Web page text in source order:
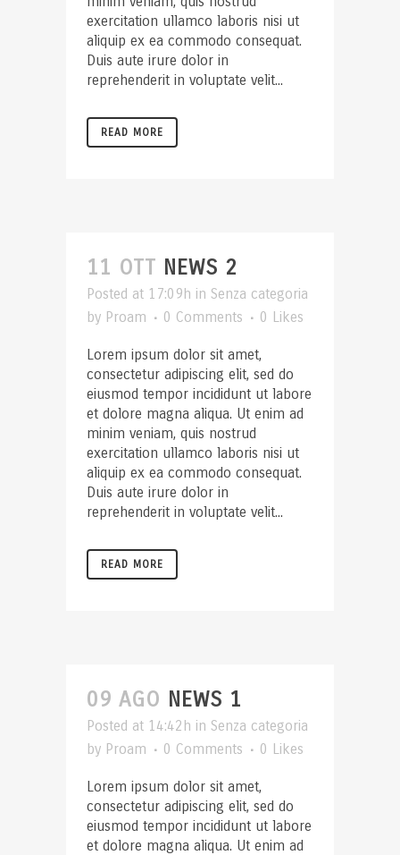
exercitation ullamco laboris nisi ut
aliquip ex ea commodo consequat.
Duis aute irure dolor in
reprehenderit in voluptate velit...
READ MORE
11 OTT NEWS 2
Posted at 17:09h in Senza categoria
by Proam 0 Comments 0 Likes
Lorem ipsum dolor sit amet,
consectetur adipiscing elit, sed do
eiusmod tempor incididunt ut labore
et dolore magna aliqua. Ut enim ad
minim veniam, quis nostrud
exercitation ullamco laboris nisi ut
aliquip ex ea commodo consequat.
Duis aute irure dolor in
reprehenderit in voluptate velit...
READ MORE
09 AGO NEWS 1
Posted at 14:42h in Senza categoria
by Proam 0 Comments 0 Likes
Lorem ipsum dolor sit amet,
consectetur adipiscing elit, sed do
eiusmod tempor incididunt ut labore
et dolore magna aliqua. Ut enim ad